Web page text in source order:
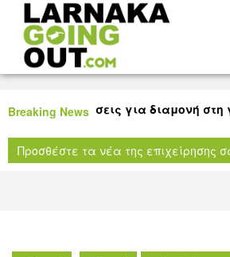
Breaking News
προτάσεις για διαμονή στη
για όλους τους μικρούς μας
Λάρνακας!
Προσθέστε τα νέα της επιχείρησης